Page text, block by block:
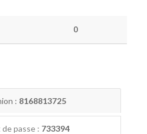
0
: 8168813725
passe : 733394